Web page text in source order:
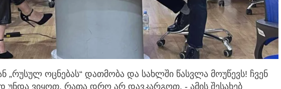
„რუსულ ოცნებას“ დათმობა და სახლში წასვლა მოუწევს! ჩვენ
უნდა ვიყოთ, რათა დრო არ დავკარგოთ, - ამის შესახებ